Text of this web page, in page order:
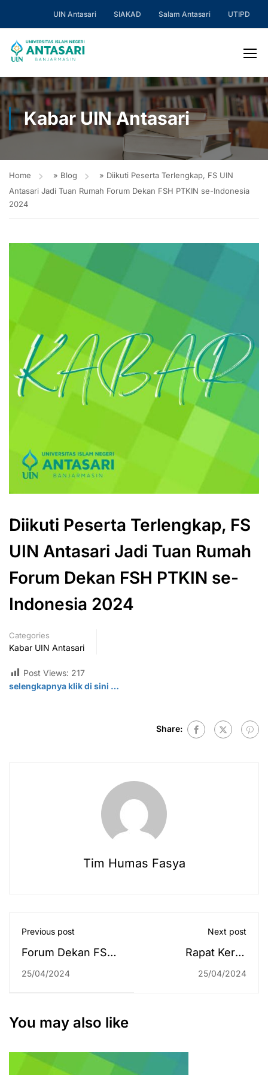
UIN Antasari SIAKAD Salam Antasari UTIPD
Kabar UIN Antasari
Home » Blog » Diikuti Peserta Terlengkap, FS UIN
Antasari Jadi Tuan Rumah Forum Dekan FSH PTKIN se-Indonesia
2024
Diikuti Peserta Terlengkap, FS
UIN Antasari Jadi Tuan Rumah
Forum Dekan FSH PTKIN se-
Indonesia 2024
Categories
Kabar UIN Antasari
Post Views: 217
selengkapnya klik di sini …
Share:
Tim Humas Fasya
Previous post
Forum Dekan FSH
PTKIN di
Sekedar Rapat
25/04/2024
Next post
Rapat Kerja,
Seluruh Dekan
25/04/2024
You may also like